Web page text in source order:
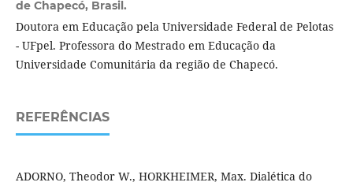
de Chapecó, Brasil.
Doutora em Educação pela Universidade Federal de Pelotas
- UFpel. Professora do Mestrado em Educação da
Universidade Comunitária da região de Chapecó.
REFERÊNCIAS
ADORNO, Theodor W., HORKHEIMER, Max. Dialética do